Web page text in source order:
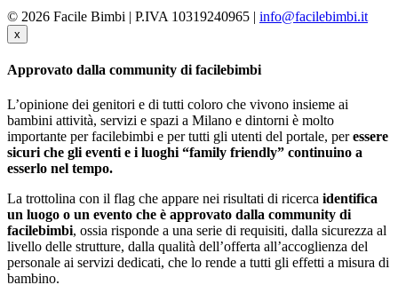
© 2026 Facile Bimbi | P.IVA 10319240965 | info@facilebimbi.it
x
Approvato dalla community di facilebimbi
L’opinione dei genitori e di tutti coloro che vivono insieme ai
bambini attività, servizi e spazi a Milano e dintorni è molto
importante per facilebimbi e per tutti gli utenti del portale, peressere
sicuri che gli eventi e i luoghi “family friendly” continuino a
esserlo nel tempo.
La trottolina con il flag che appare nei risultati di ricerca identifica
un luogo o un evento che è approvato dalla community di
facilebimbi, ossia risponde a una serie di requisiti, dalla sicurezza al
livello delle strutture, dalla qualità dell’offerta all’accoglienza del
personale ai servizi dedicati, che lo rende a tutti gli effetti a misura di
bambino.